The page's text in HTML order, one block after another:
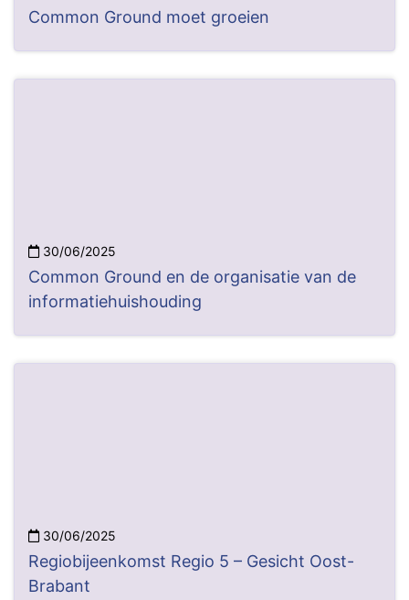
Common Ground moet groeien
30/06/2025
Common Ground en de organisatie van de
informatiehuishouding
30/06/2025
Regiobijeenkomst Regio 5 – Gesicht Oost-
Brabant